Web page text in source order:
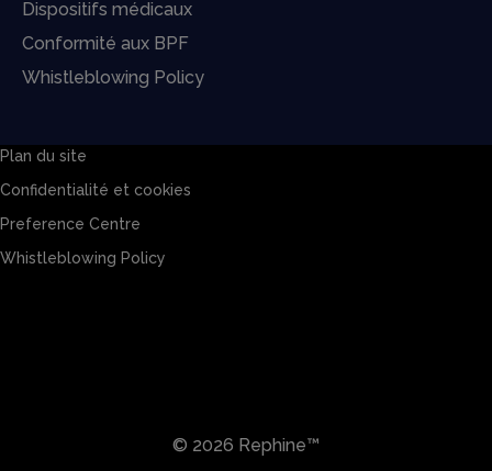
Dispositifs médicaux
Conformité aux BPF
Whistleblowing Policy
© 2026 Rephine™
Plan du site
Confidentialité et cookies
Preference Centre
Whistleblowing Policy